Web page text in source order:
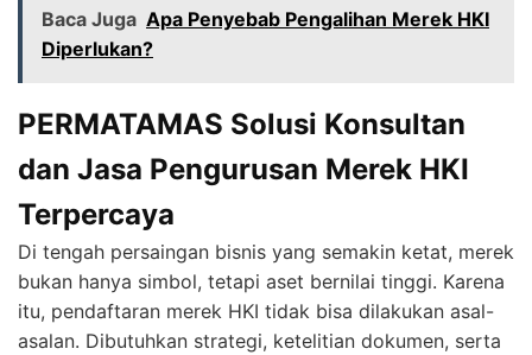
Baca Juga Apa Penyebab Pengalihan Merek HKI
Diperlukan?
PERMATAMAS Solusi Konsultan
dan Jasa Pengurusan Merek HKI
Terpercaya
Di tengah persaingan bisnis yang semakin ketat, merek
bukan hanya simbol, tetapi aset bernilai tinggi. Karena
itu, pendaftaran merek HKI tidak bisa dilakukan asal-
asalan. Dibutuhkan strategi, ketelitian dokumen, serta